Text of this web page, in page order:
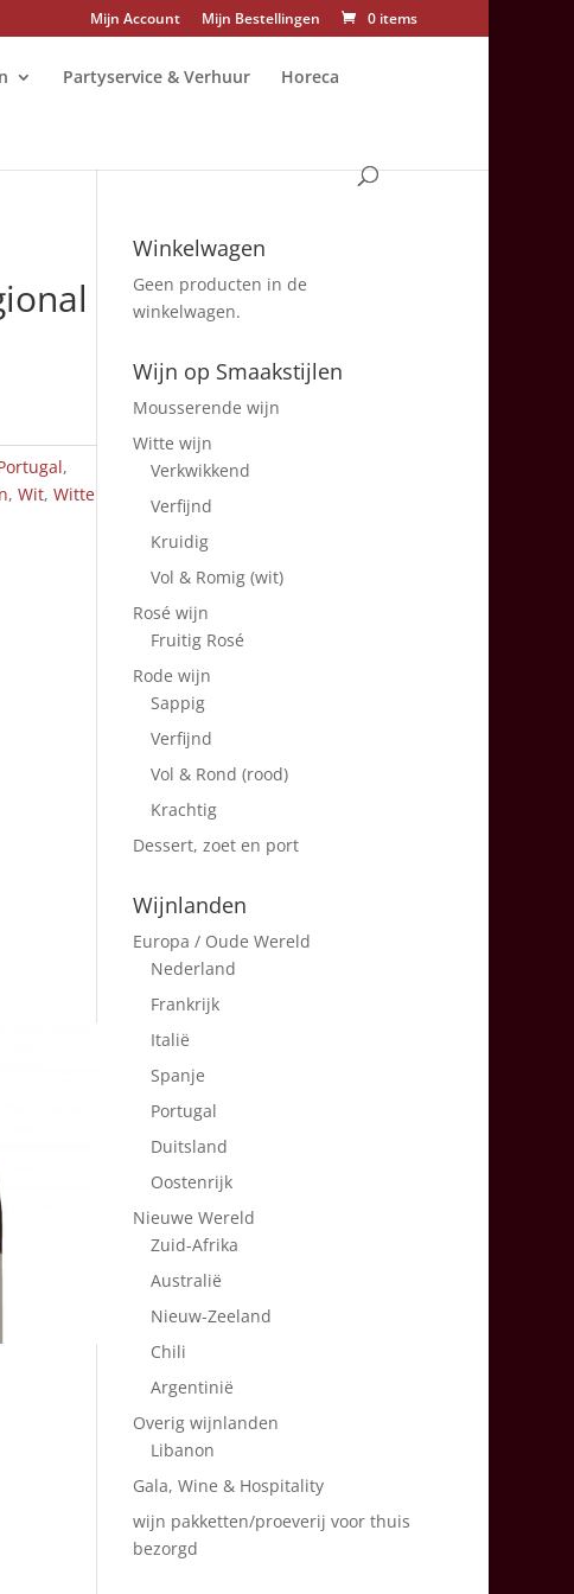
Mijn Account Mijn Bestellingen 0 items
Partyservice & Verhuur Horeca
,
,Wit,Witte
Winkelwagen
Geen producten in de
winkelwagen.
Wijn op Smaakstijlen
Mousserende wijn
Witte wijn
Verkwikkend
Verfijnd
Kruidig
Vol & Romig (wit)
Rosé wijn
Fruitig Rosé
Rode wijn
Sappig
Verfijnd
Vol & Rond (rood)
Krachtig
Dessert, zoet en port
Wijnlanden
Europa / Oude Wereld
Nederland
Frankrijk
Italië
Spanje
Portugal
Duitsland
Oostenrijk
Nieuwe Wereld
Zuid-Afrika
Australië
Nieuw-Zeeland
Chili
Argentinië
Overig wijnlanden
Libanon
Gala, Wine & Hospitality
wijn pakketten/proeverij voor thuis
bezorgd